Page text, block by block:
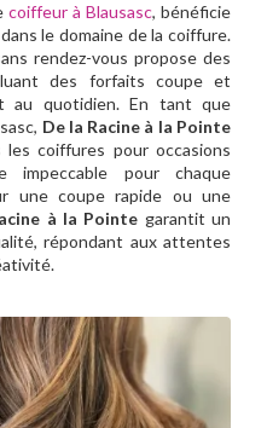
coiffeur à Blausasc, bénéficie
le domaine de la coiffure.
rendez-vous propose des
des forfaits coupe et
au quotidien. En tant que
De la Racine à la Pointe
coiffures pour occasions
impeccable pour chaque
une coupe rapide ou une
à la Pointe garantit un
répondant aux attentes